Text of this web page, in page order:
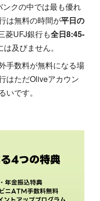
クの中では最も優れ
は無料の時間が平日の
菱UFJ銀行も全日8:45-
及びません。
手数料が無料になる場
はただOliveアカウン
いです。